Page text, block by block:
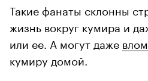
Такие фанаты склонны
жизнь вокруг кумира и
или ее. А могут даже
кумиру домой.